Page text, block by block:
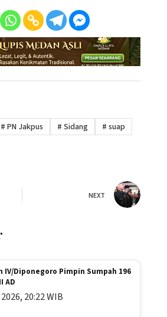
# PN Jakpus # Sidang # suap
NEXT
IV/Diponegoro Pimpin Sumpah 196
AD
20:22 WIB